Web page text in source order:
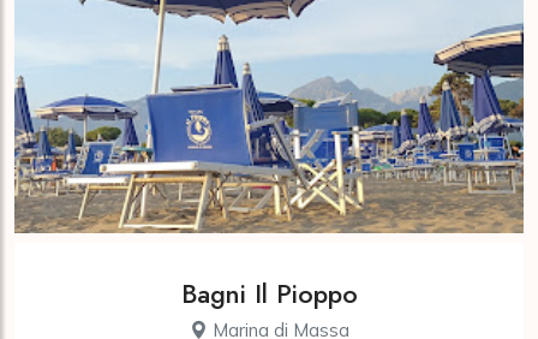
Bagni Il Pioppo
Marina di Massa